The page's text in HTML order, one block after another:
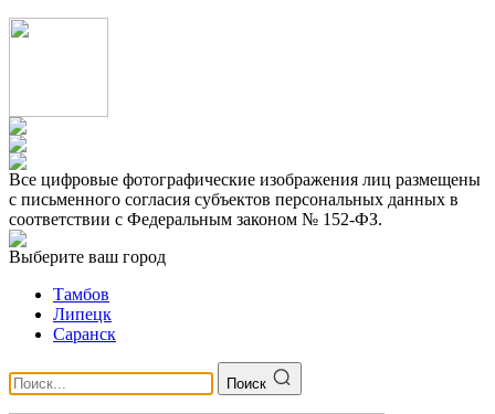
Все цифровые фотографические изображения лиц размещены
с письменного согласия субъектов персональных данных в
соответствии с Федеральным законом № 152-ФЗ.
Выберите ваш город
Тамбов
Липецк
Саранск
Поиск